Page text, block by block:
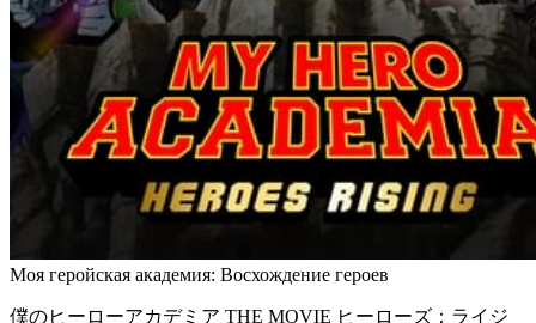
Моя геройская академия: Восхождение героев
僕のヒーローアカデミア THE MOVIE ヒーローズ：ライジ